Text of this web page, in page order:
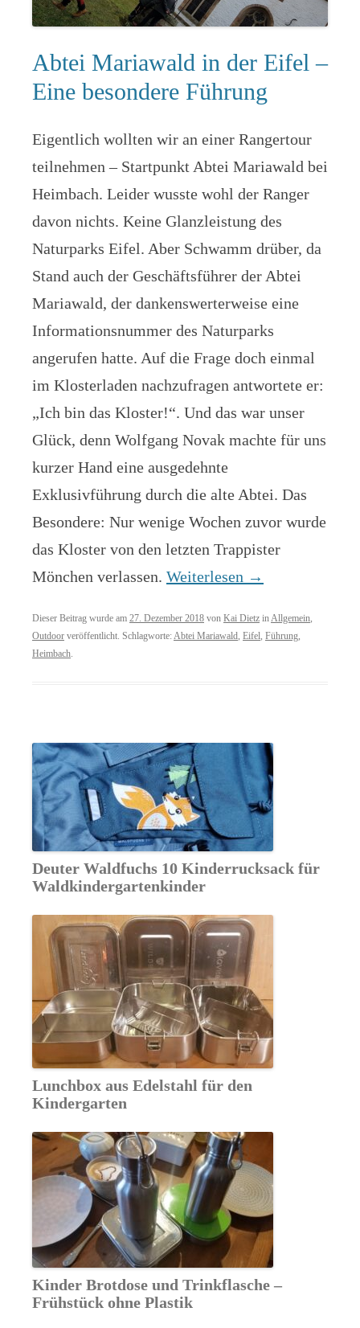
Abtei Mariawald in der Eifel –
Eine besondere Führung
Eigentlich wollten wir an einer Rangertour
teilnehmen – Startpunkt Abtei Mariawald bei
Heimbach. Leider wusste wohl der Ranger
davon nichts. Keine Glanzleistung des
Naturparks Eifel. Aber Schwamm drüber, da
Stand auch der Geschäftsführer der Abtei
Mariawald, der dankenswerterweise eine
Informationsnummer des Naturparks
angerufen hatte. Auf die Frage doch einmal
im Klosterladen nachzufragen antwortete er:
„Ich bin das Kloster!“. Und das war unser
Glück, denn Wolfgang Novak machte für uns
kurzer Hand eine ausgedehnte
Exklusivführung durch die alte Abtei. Das
Besondere: Nur wenige Wochen zuvor wurde
das Kloster von den letzten Trappister
Mönchen verlassen. Weiterlesen →
Dieser Beitrag wurde am 27. Dezember 2018 von Kai Dietz in Allgemein
Outdoor veröffentlicht. Schlagworte: Abtei Mariawald Eifel Führung
Heimbach
Deuter Waldfuchs 10 Kinderrucksack für
Waldkindergartenkinder
Lunchbox aus Edelstahl für den
Kindergarten
Kinder Brotdose und Trinkflasche –
Frühstück ohne Plastik